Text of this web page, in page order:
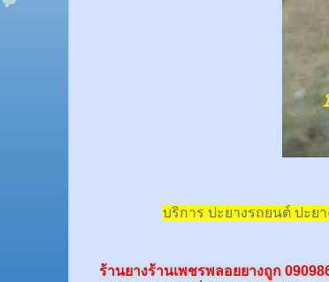
บริการ ปะยางรถยนต์ ปะย
ร้านยางร้านเพชรพลอยยางถูก